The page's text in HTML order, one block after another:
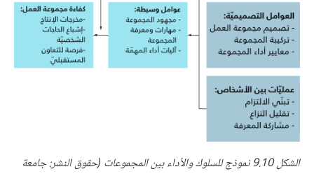
الشكل 9.10 نموذج للسلوك والأداء بين المجموعات (حقوق النشر: جامعة